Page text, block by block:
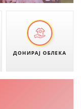
ДОНИРАЈ ОБЛЕКА